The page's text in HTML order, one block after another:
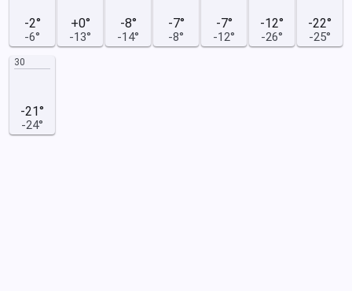
-2°
-6°
+0°
-13°
-8°
-14°
-7°
-8°
-7°
-12°
-12°
-26°
-22°
-25°
30
-21°
-24°